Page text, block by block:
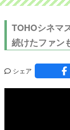
TOHOシネ
続けたファン
シェア